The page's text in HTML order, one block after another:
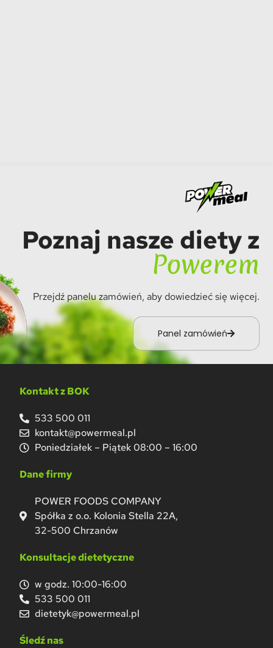
Poznaj nasze diety z
Powerem
Przejdź panelu zamówień, aby dowiedzieć się więcej.
Panel zamówień
Kontakt z BOK
533 500 011
kontakt@powermeal.pl
Poniedziałek – Piątek 08:00 – 16:00
Dane firmy
POWER FOODS COMPANY
Spółka z o.o. Kolonia Stella 22A,
32-500 Chrzanów
Konsultacje dietetyczne
w godz. 10:00-16:00
533 500 011
dietetyk@powermeal.pl
Śledź nas